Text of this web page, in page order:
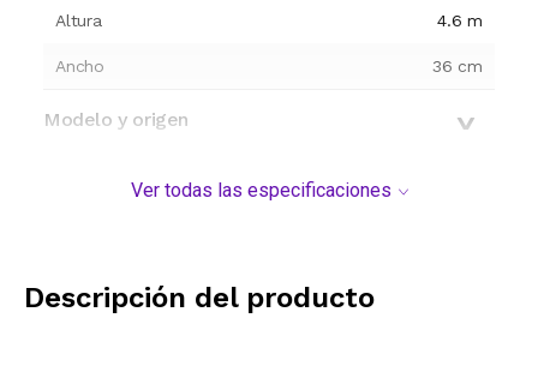
Altura 4.6 m
Ancho 36 cm
Modelo y origen
Ver todas las especificaciones
Descripción del producto